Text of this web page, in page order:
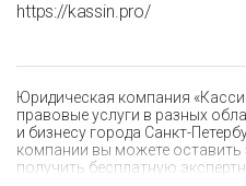
https://kassin.pro/
Юридическая компания
правовые услуги в разных
и бизнесу города Санкт-
компании вы можете оставить
получить бесплатную